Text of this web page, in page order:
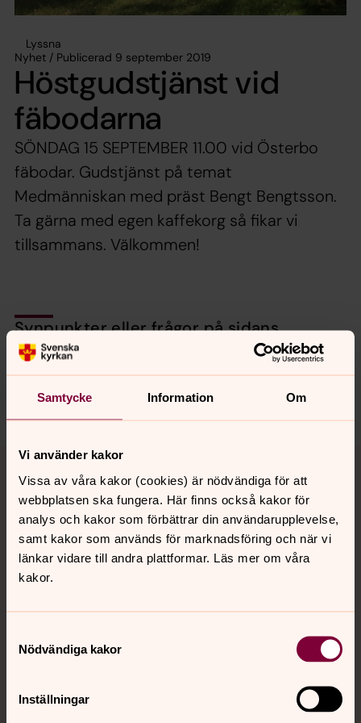
Samtycke Information Om
Vi använder kakor
Vissa av våra kakor (cookies) är nödvändiga för att
webbplatsen ska fungera. Här finns också kakor för
analys och kakor som förbättrar din användarupplevelse,
samt kakor som används för marknadsföring och när vi
länkar vidare till andra plattformar. Läs mer om våra
kakor.
Nödvändiga kakor
Inställningar
Lyssna
Nyhet / Publicerad 9 september 2019
Höstgudstjänst vid
fäbodarna
SÖNDAG 15 SEPTEMBER 11.00 vid Österbo
fäbodar. Gudstjänst på temat
Medmänniskan med präst Bengt Bengtsson.
Ta gärna med egen kaffekorg så fikar vi
tillsammans. Välkommen!
Synpunkter eller frågor på sidans
innehåll?
nora.tarnsjo.forsamling@svenskakyrkan.se
Dela
Tillbaka till toppen
Tillbaka till innehållet
Kontakt
Hitta snabbt